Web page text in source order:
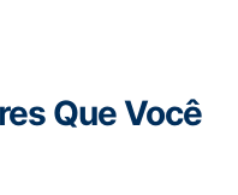
Que Você